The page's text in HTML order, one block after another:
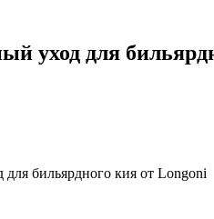
уход для
бильярдного кия от Longoni